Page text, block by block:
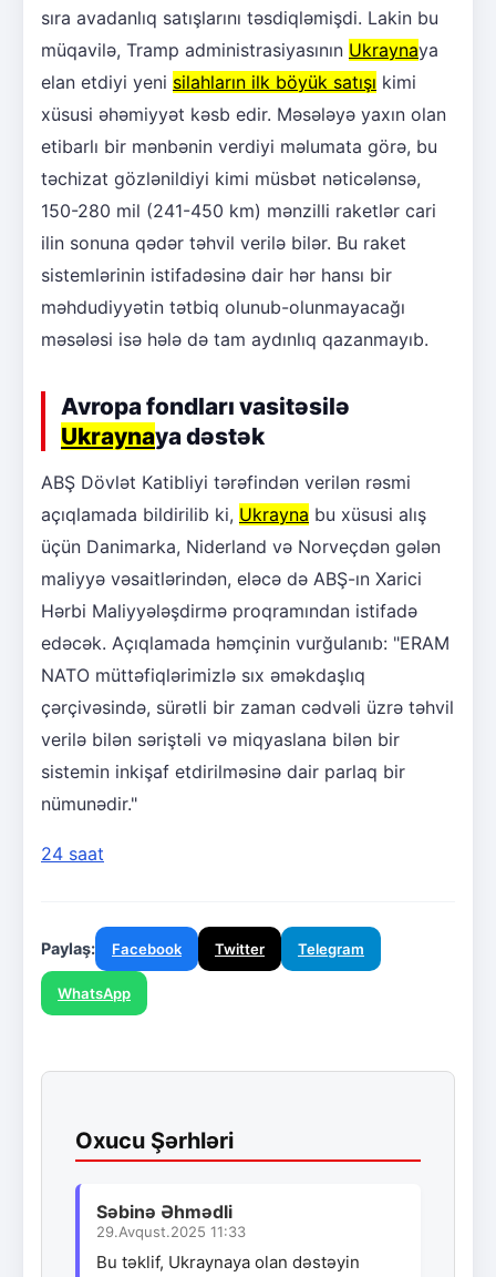
sıra avadanlıq satışlarını təsdiqləmişdi. Lakin bu
müqavilə, Tramp administrasiyasının Ukraynaya
elan etdiyi yeni silahların ilk böyük satışı kimi
xüsusi əhəmiyyət kəsb edir. Məsələyə yaxın olan
etibarlı bir mənbənin verdiyi məlumata görə, bu
təchizat gözlənildiyi kimi müsbət nəticələnsə,
150-280 mil (241-450 km) mənzilli raketlər cari
ilin sonuna qədər təhvil verilə bilər. Bu raket
sistemlərinin istifadəsinə dair hər hansı bir
məhdudiyyətin tətbiq olunub-olunmayacağı
məsələsi isə hələ də tam aydınlıq qazanmayıb.
Avropa fondları vasitəsilə
Ukraynaya dəstək
ABŞ Dövlət Katibliyi tərəfindən verilən rəsmi
açıqlamada bildirilib ki, Ukrayna bu xüsusi alış
üçün Danimarka, Niderland və Norveçdən gələn
maliyyə vəsaitlərindən, eləcə də ABŞ-ın Xarici
Hərbi Maliyyələşdirmə proqramından istifadə
edəcək. Açıqlamada həmçinin vurğulanıb: "ERAM
NATO müttəfiqlərimizlə sıx əməkdaşlıq
çərçivəsində, sürətli bir zaman cədvəli üzrə təhvil
verilə bilən səriştəli və miqyaslana bilən bir
sistemin inkişaf etdirilməsinə dair parlaq bir
nümunədir."
24 saat
Paylaş: Facebook Twitter Telegram
WhatsApp
Oxucu Şərhləri
Səbinə Əhmədli
29.Avqust.2025 11:33
Bu təklif, Ukraynaya olan dəstəyin